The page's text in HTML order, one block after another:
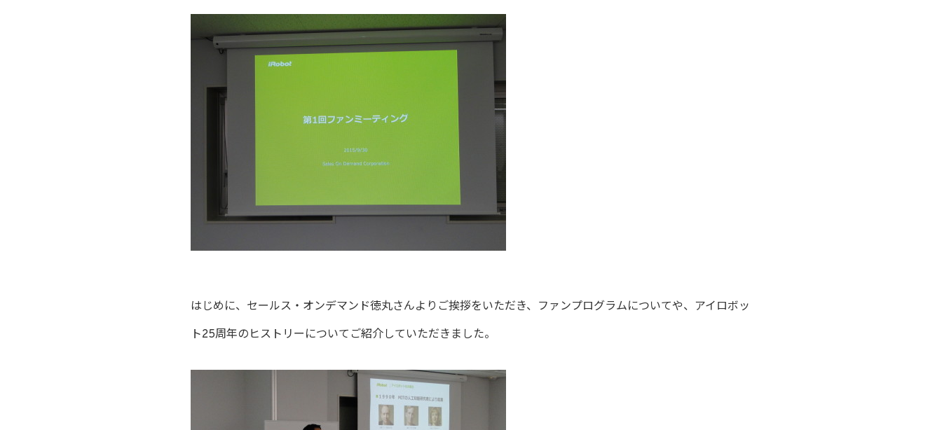
はじめに、セールス・オンデマンド徳丸さんよりご挨拶をいただき、ファンプログラムについてや、アイロボッ
ト25周年のヒストリーについてご紹介していただきました。